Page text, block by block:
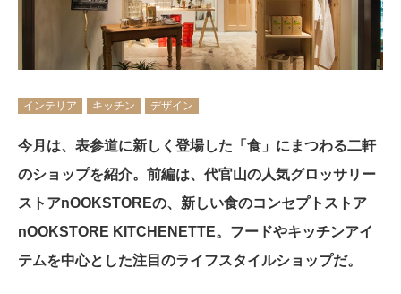
インテリア キッチン デザイン
今月は、表参道に新しく登場した「食」にまつわる二軒
のショップを紹介。前編は、代官山の人気グロッサリー
ストアnOOKSTOREの、新しい食のコンセプトストア
nOOKSTORE KITCHENETTE。フードやキッチンアイ
テムを中心とした注目のライフスタイルショップだ。